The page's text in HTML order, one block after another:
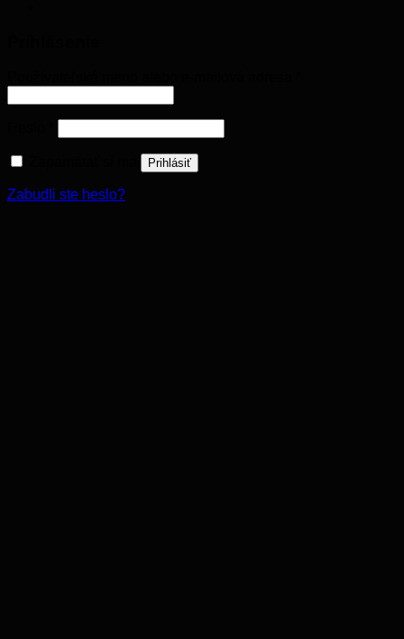
Prihlásiť
Zabudli ste heslo?